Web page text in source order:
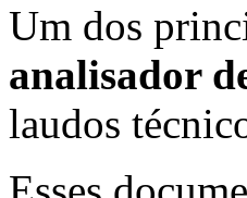
Um dos
analisador
laudos